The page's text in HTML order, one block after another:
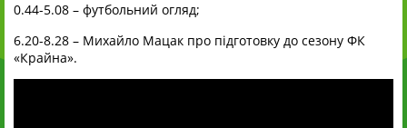
0.44-5.08 – футбольний огляд;
6.20-8.28 – Михайло Мацак про підготовку до сезону ФК
«Крайна».